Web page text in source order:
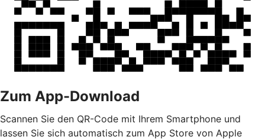
Zum App-Download
Scannen Sie den QR-Code mit Ihrem Smartphone und
lassen Sie sich automatisch zum App Store von Apple